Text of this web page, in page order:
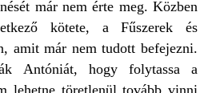
már nem érte meg. Közben
kötete, a Fűszerek és
amit már nem tudott befejezni.
Antóniát, hogy folytassa a